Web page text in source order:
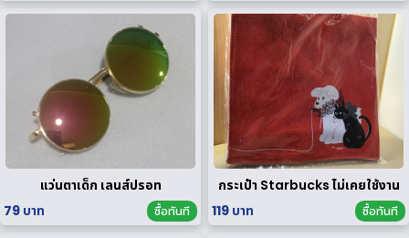
แว่นตาเด็ก เลนส์ปรอท
79 บาท
ซื้อทันที
กระเป๋า Starbucks ไม่เคยใช้งาน
119 บาท
ซื้อทันที